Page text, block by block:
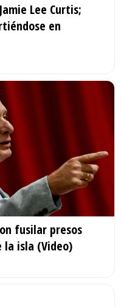
Lee Curtis;
en
fusilar presos
la isla (Video)